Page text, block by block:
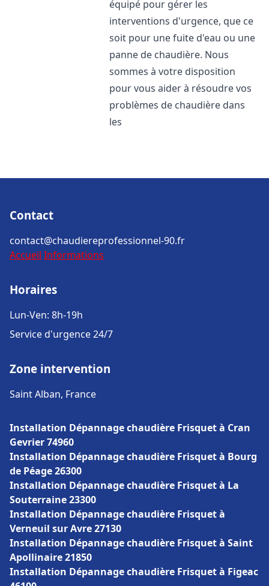
équipé pour gérer les
interventions d'urgence, que ce
soit pour une fuite d'eau ou une
panne de chaudière. Nous
sommes à votre disposition
pour vous aider à résoudre vos
problèmes de chaudière dans
les
Contact
contact@chaudiereprofessionnel-90.fr
Accueil Informations
Horaires
Lun-Ven: 8h-19h
Service d'urgence 24/7
Zone intervention
Saint Alban, France
Installation Dépannage chaudière Frisquet à Cran
Gevrier 74960
Installation Dépannage chaudière Frisquet à Bourg
de Péage 26300
Installation Dépannage chaudière Frisquet à La
Souterraine 23300
Installation Dépannage chaudière Frisquet à
Verneuil sur Avre 27130
Installation Dépannage chaudière Frisquet à Saint
Apollinaire 21850
Installation Dépannage chaudière Frisquet à Figeac